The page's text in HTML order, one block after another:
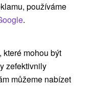
POBYTU
používáme
.
mohou být
zefektivnily
můžeme nabízet